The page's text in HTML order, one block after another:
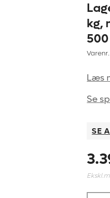
kg,
Læs
Se
SE